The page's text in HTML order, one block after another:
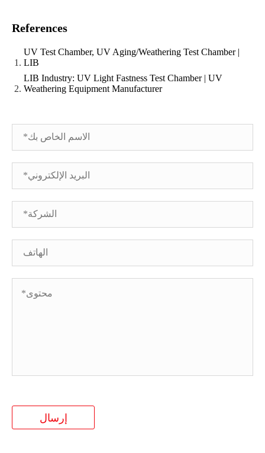
References
UV Test Chamber, UV Aging/Weathering Test Chamber |
LIB
LIB Industry: UV Light Fastness Test Chamber | UV
Weathering Equipment Manufacturer
إرسال